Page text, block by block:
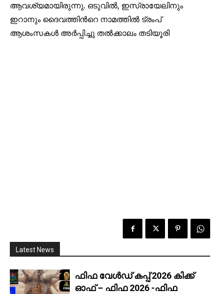
ആവശ്യമായിരുന്നു. ഒടുവിൽ, ഇസ്രായേലിനും
ഇറാനും ദൈവത്തിൻറെ നാമത്തിൽ ട്രംപ്
ആശംസകൾ അർപ്പിച്ചു തൽക്കാലം തടിയൂരി
Latest News
ഫിഫ വേൾഡ് കപ്പ് 2026 കിക്ക്‌
ഓഫ് – ഫിഫ 2026 -ഫിഫ